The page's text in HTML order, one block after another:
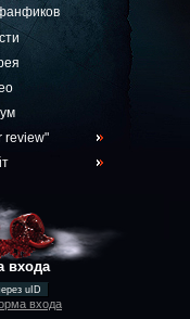
review"
входа
uID
входа